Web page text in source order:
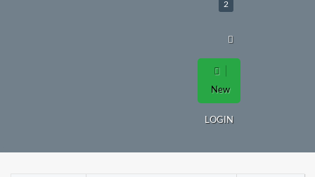
2
New
LOGIN